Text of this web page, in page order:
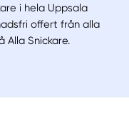
i hela Uppsala
offert från alla
Alla Snickare.